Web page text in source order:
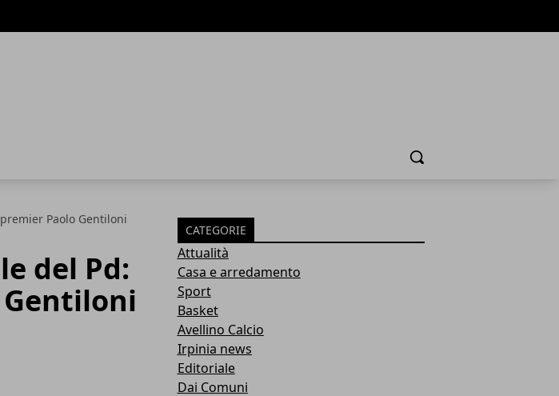
Cerca
Paolo Gentiloni
del Pd:
CATEGORIE
Attualità
Casa e arredamento
Sport
Basket
Avellino Calcio
Irpinia news
Editoriale
Dai Comuni